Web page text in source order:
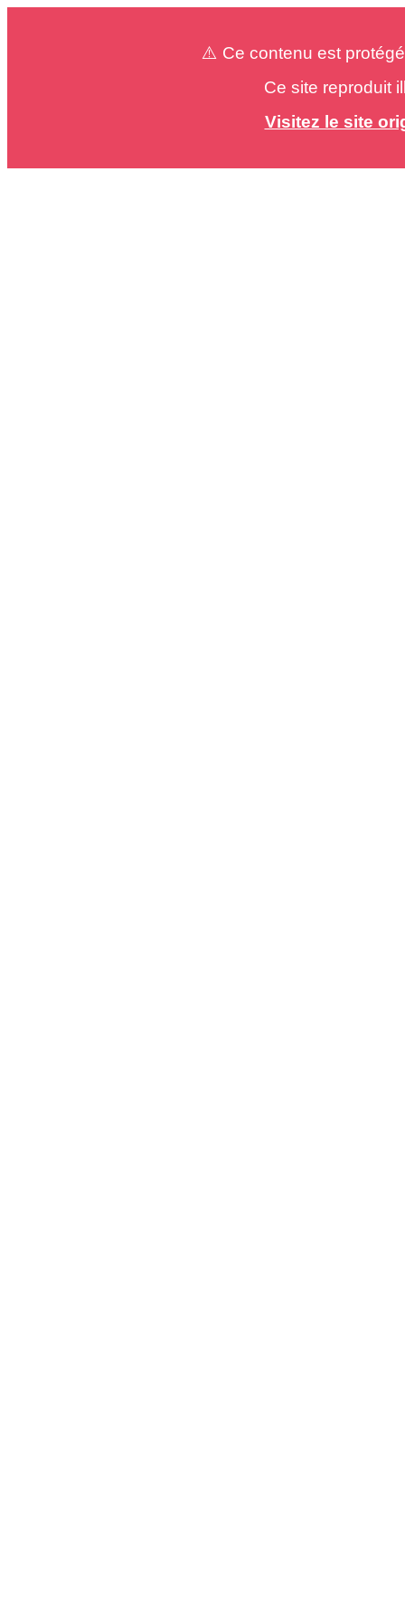
⚠️ Ce contenu est
Ce site reproduit
Visitez le site